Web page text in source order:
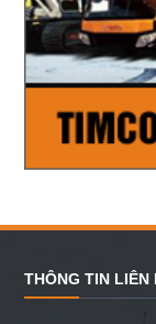
THÔNG TIN LIÊN